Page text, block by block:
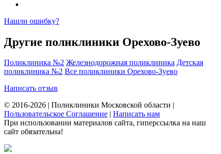
Нашли ошибку?
Другие поликлиники Орехово-Зуево
Поликлиника №2 Железнодорожная поликлиника Детская
поликлиника №2 Все поликлиники Орехово-Зуево
Написать отзыв
© 2016-2026 | Поликлиники Московской области |
Пользовательское Соглашение | Написать нам
При использовании материалов сайта, гиперссылка на наш
сайт обязательна!